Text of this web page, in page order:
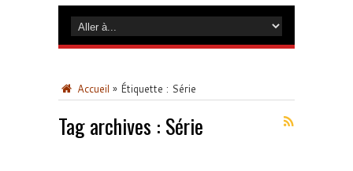
Accueil » Étiquette : Série
Tag archives : Série